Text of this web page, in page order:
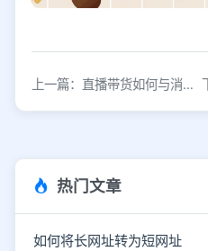
上一篇：直播带货如何与消费者站在一起
热门文章
如何将长网址转为短网址